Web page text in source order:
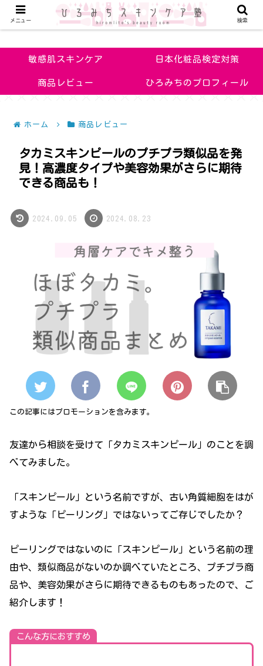
敏感肌スキンケア 日本化粧品検定対策
商品レビュー ひろみちのプロフィール
ホーム 商品レビュー
タカミスキンピールのプチプラ類似品を発
見！高濃度タイプや美容効果がさらに期待
できる商品も！
2024.09.05 2024.08.23
この記事にはプロモーションを含みます。
友達から相談を受けて「タカミスキンピール」のことを調
べてみました。
「スキンピール」という名前ですが、古い角質細胞をはが
すような「ピーリング」ではないってご存じでしたか？
ピーリングではないのに「スキンピール」という名前の理
由や、類似商品がないのか調べていたところ、プチプラ商
品や、美容効果がさらに期待できるものもあったので、ご
紹介します！
こんな方におすすめ
メニュー 検索